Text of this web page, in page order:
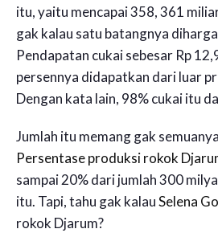
itu, yaitu mencapai 358, 361
gak kalau satu batangnya
Pendapatan cukai sebesar Rp
persennya didapatkan dari luar
Dengan kata lain, 98% cukai itu
Jumlah itu memang gak
Persentase produksi rokok
sampai 20% dari jumlah 300
itu. Tapi, tahu gak kalauSelena
rokok Djarum?